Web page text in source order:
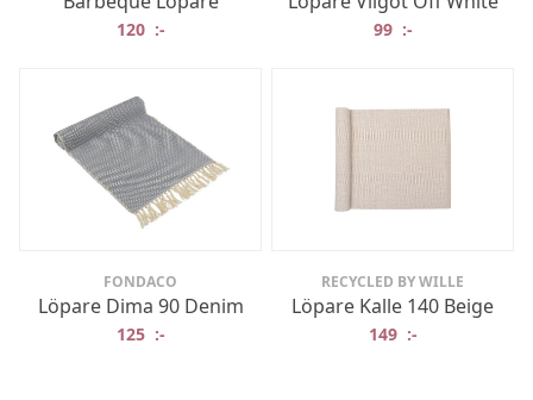
120 :- 99 :-
FONDACO
Löpare Dima 90 Denim
125 :-
RECYCLED BY WILLE
Löpare Kalle 140 Beige
149 :-